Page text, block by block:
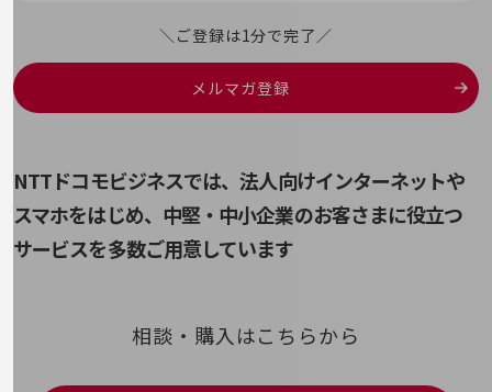
業種・業態で探すTOP
自治体
一次産業
教育
＼ご登録は1分で完了／
メルマガ登録
NTTドコモビジネスでは、法人向けインターネットや
スマホをはじめ、 中堅・中小企業のお客さまに役立つ
サービスを多数ご用意しています
相談・購入はこちらから